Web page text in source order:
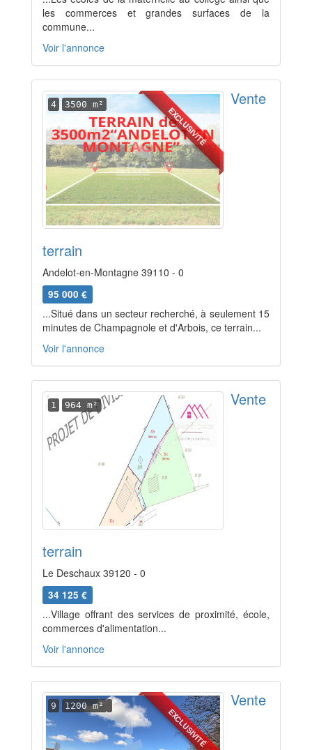
les commerces et grandes surfaces de la
commune...
Voir l'annonce
EXCLUSIVITÉ
4 3500 m² Vente
terrain
Andelot-en-Montagne 39110 - 0
95 000 €
...Situé dans un secteur recherché, à seulement 15
minutes de Champagnole et d'Arbois, ce terrain...
Voir l'annonce
1 964 m² Vente
terrain
Le Deschaux 39120 - 0
34 125 €
...Village offrant des services de proximité, école,
commerces d'alimentation...
Voir l'annonce
EXCLUSIVITÉ
9 1200 m² Vente